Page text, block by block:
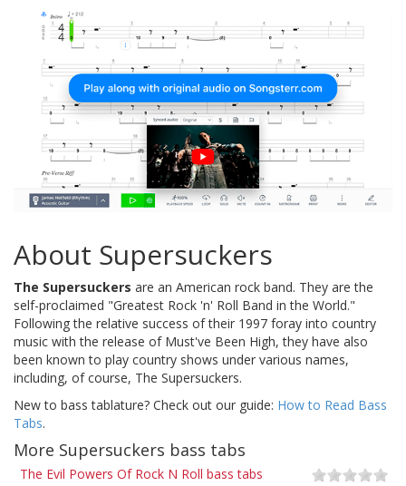
About Supersuckers
The Supersuckers are an American rock band. They are the
self-proclaimed "Greatest Rock 'n' Roll Band in the World."
Following the relative success of their 1997 foray into country
music with the release of Must've Been High, they have also
been known to play country shows under various names,
including, of course, The Supersuckers.
New to bass tablature? Check out our guide: How to Read Bass
Tabs.
More Supersuckers bass tabs
The Evil Powers Of Rock N Roll bass tabs